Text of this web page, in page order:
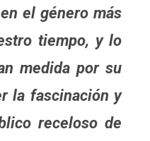
el género más
tiempo, y lo
medida por su
la fascinación y
receloso de